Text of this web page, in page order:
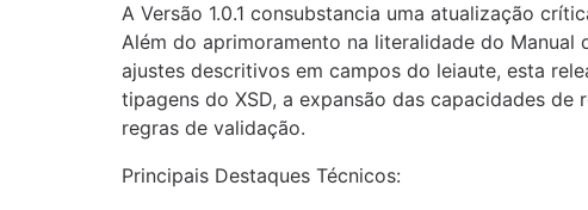
A Versão 1.0.1 consubstancia uma atualização
Além do aprimoramento na literalidade do Manual
ajustes descritivos em campos do leiaute, esta
tipagens do XSD, a expansão das capacidades
regras de validação.
Principais Destaques Técnicos: